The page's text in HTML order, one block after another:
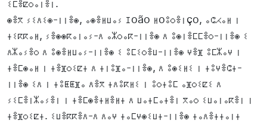
ⵉⵎⴻⵇⵔⴰⵏⴻⵏ.
ⵙⴻⴳ ⵢⵉⴷⵉⵙ-ⵏⵏⴻⵙ, ⴰⵙⴻⵍⵡⴰⵢ ⵊoão ⵍoⵓⵔⴻⵏço, ⴰⵛⵃⴰⵍ ⵏ
ⵜⵉⴽⴽⴰⵍ, ⵢⴻⵙⵙⴽⴰⵏⴰⵢ-ⴷ ⴰⵣⵔⴰⴽ-ⵏⵏⴻⵙ ⴷ ⵓⵙⵏⴻⵎⵎⴻⵔ-ⵏⵏⴻⵙ ⵉ
ⴷⵣⴰⵢⴻⵔ ⴷ ⵓⵙⴻⵍⵡⴰⵢ-ⵏⵏⴻⵙ ⵉ ⵓⵎⵉⵔⴻⵡ-ⵏⵏⴻⵙ ⵖⴻⴼ ⵓⵎⵣⴰⵖ ⵏ
ⵜⴻⵎⵙⴰⵍ ⵏ ⵜⴻⴼⵔⵉⵇⵜ ⴷ ⵜⵏⵓⴼⴰ-ⵏⵏⴻⵙ, ⴷ ⵓⵙⵉⵍⵉ ⵏ ⵜⵓⵖⴻⵛⵜ-
ⵏⵏⴻⵙ ⵉⴷ ⵏ ⵜⵓⵟⵟⴼⴰ ⴷⴻⴳ ⵜⴷⵓⴽⵍⵉ ⵏ ⵓⵔⵜⵓⵎ ⴰⴼⵔⵉⵇⵉ ⴷ
ⵢⵉⵎⴻⵏⵣⴰⵢⴻⵏ ⵏ ⵜⴻⵎⵙⴻⵜⵍⴻⵍⵜ ⴷ ⵡⴰⵜⵎⴰⵜⴻⵏ ⴳⴰⵔ ⵉⵡⴰⵏⴰⴽⴻⵏ ⵏ
ⵜⴻⴼⵔⵉⵇⵜ. ⵉⵡⴻⴽⴽⴻⴷ-ⴷ ⴷⴰⵖ ⵜⴰⵎⵖⵙⵉⵡⵜ-ⵏⵏⴻⵙ ⵜⴰⴷⴻⵜⵜⴰⵏⵜ